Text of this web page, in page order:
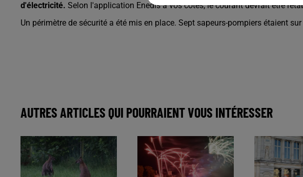
d'électricité. Selon l'application Enedis à vos côtés, le courant devrait être
Un périmètre de sécurité a été mis en place. Sept sapeurs-pompiers étaient
AUTRES ARTICLES QUI POURRAIENT VOUS INTÉRESSER